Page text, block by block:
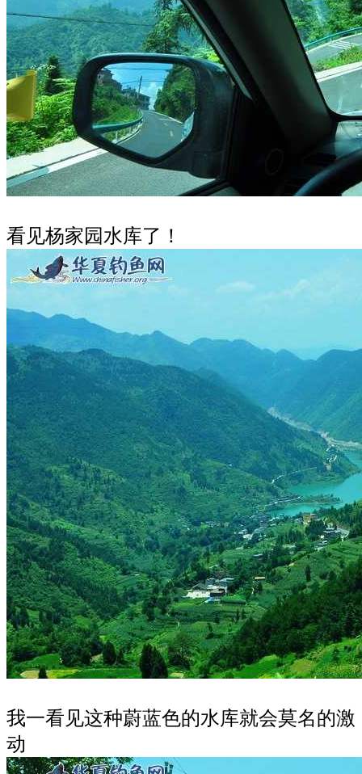
看见杨家园水库了！
我一看见这种蔚蓝色的水库就会莫名的激
动